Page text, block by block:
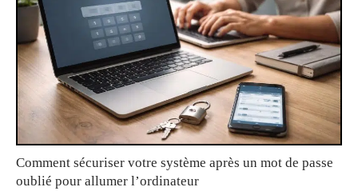
Comment sécuriser votre système après un mot de passe
oublié pour allumer l’ordinateur